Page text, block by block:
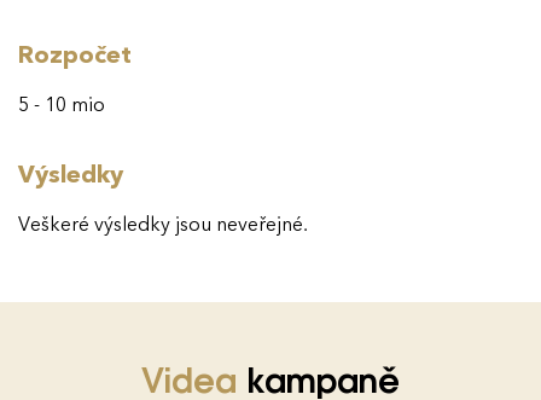
Rozpočet
5 - 10 mio
Výsledky
Veškeré výsledky jsou neveřejné.
Videa kampaně